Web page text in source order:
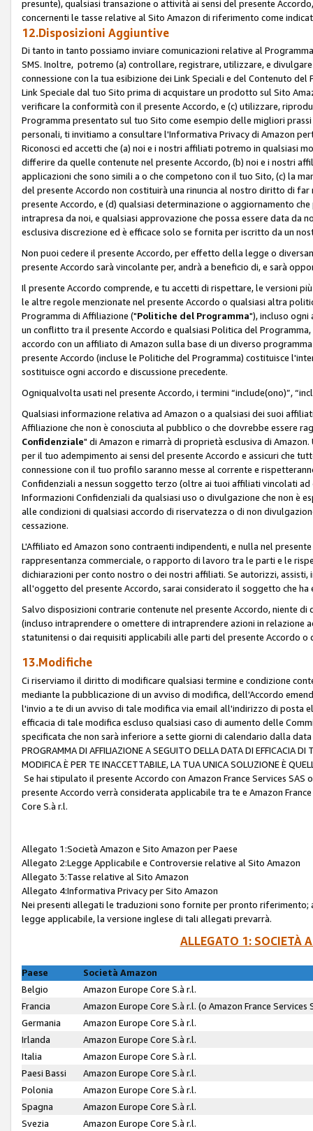
presunte), qualsiasi transazione o attività ai sensi del presente
concernenti le tasse relative al Sito Amazon di riferimento come
12.Disposizioni Aggiuntive
Di tanto in tanto possiamo inviare comunicazioni relative al
SMS. Inoltre, potremo (a) controllare, registrare, utilizzare, e
connessione con la tua esibizione dei Link Speciali e del Contenuto
Link Speciale dal tuo Sito prima di acquistare un prodotto sul Sito
verificare la conformità con il presente Accordo, e (c) utilizzare,
Programma presentato sul tuo Sito come esempio delle migliori
personali, ti invitiamo a consultare l'Informativa Privacy di Amazon
Riconosci ed accetti che (a) noi e i nostri affiliati potremo in qualsiasi
differire da quelle contenute nel presente Accordo, (b) noi e i nostri
applicazioni che sono simili a o che competono con il tuo Sito, (c) la
del presente Accordo non costituirà una rinuncia al nostro diritto di
presente Accordo, e (d) qualsiasi determinazione o aggiornamento
intrapresa da noi, e qualsiasi approvazione che possa essere data
esclusiva discrezione ed è efficace solo se fornita per iscritto da un
Non puoi cedere il presente Accordo, per effetto della legge o
presente Accordo sarà vincolante per, andrà a beneficio di, e sarà
Il presente Accordo comprende, e tu accetti di rispettare, le versioni
le altre regole menzionate nel presente Accordo o qualsiasi altra
Programma di Affiliazione ("Politiche del Programma"), incluso
un conflitto tra il presente Accordo e qualsiasi Politica del
accordo con un affiliato di Amazon sulla base di un diverso
presente Accordo (incluse le Politiche del Programma) costituisce
sostituisce ogni accordo e discussione precedente.
Ogniqualvolta usati nel presente Accordo, i termini “include(ono)”,
Qualsiasi informazione relativa ad Amazon o a qualsiasi dei suoi
Affiliazione che non è conosciuta al pubblico o che dovrebbe essere
Confidenziale" di Amazon e rimarrà di proprietà esclusiva di
per il tuo adempimento ai sensi del presente Accordo e assicuri che
connessione con il tuo profilo saranno messe al corrente e
Confidenziali a nessun soggetto terzo (oltre ai tuoi affiliati vincolati
Informazioni Confidenziali da qualsiasi uso o divulgazione che non è
alle condizioni di qualsiasi accordo di riservatezza o di non
cessazione.
L'Affiliato ed Amazon sono contraenti indipendenti, e nulla nel
rappresentanza commerciale, o rapporto di lavoro tra le parti e le
dichiarazioni per conto nostro o dei nostri affiliati. Se autorizzi,
all'oggetto del presente Accordo, sarai considerato il soggetto che
Salvo disposizioni contrarie contenute nel presente Accordo, niente
(incluso intraprendere o omettere di intraprendere azioni in relazione
statunitensi o dai requisiti applicabili alle parti del presente Accordo o
13.Modifiche
Ci riserviamo il diritto di modificare qualsiasi termine e condizione
mediante la pubblicazione di un avviso di modifica, dell'Accordo
l'invio a te di un avviso di tale modifica via email all'indirizzo di
efficacia di tale modifica escluso qualsiasi caso di aumento delle
specificata che non sarà inferiore a sette giorni di calendario dalla data
PROGRAMMA DI AFFILIAZIONE A SEGUITO DELLA DATA DI EFFICACIA
MODIFICA È PER TE INACCETTABILE, LA TUA UNICA SOLUZIONE È
Se hai stipulato il presente Accordo con Amazon France Services
presente Accordo verrà considerata applicabile tra te e Amazon
Core S.à r.l.
Allegato 1:Società Amazon e Sito Amazon per Paese
Allegato 2:Legge Applicabile e Controversie relative al Sito Amazon
Allegato 3:Tasse relative al Sito Amazon
Allegato 4:Informativa Privacy per Sito Amazon
Nei presenti allegati le traduzioni sono fornite per pronto riferimento;
legge applicabile, la versione inglese di tali allegati prevarrà.
ALLEGATO 1: SOCIETÀ
Paese
Società Amazon
Belgio
Amazon Europe Core S.à r.l.
Francia
Amazon Europe Core S.à r.l. (o Amazon France
Germania
Amazon Europe Core S.à r.l.
Irlanda
Amazon Europe Core S.à r.l.
Italia
Amazon Europe Core S.à r.l.
Paesi Bassi
Amazon Europe Core S.à r.l.
Polonia
Amazon Europe Core S.à r.l.
Spagna
Amazon Europe Core S.à r.l.
Svezia
Amazon Europe Core S.à r.l.